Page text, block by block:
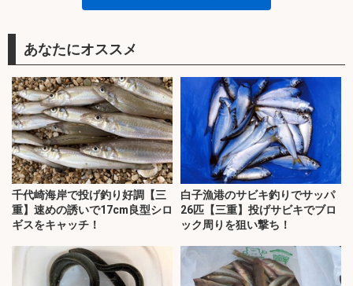
あなたにオススメ
千代崎海岸で投げ釣り好調【三
重】速めの誘いで17cm良型シロ
ギスをキャッチ！
白子漁港のサビキ釣りでサッパ
26匹【三重】投げサビキでブロ
ック周りを狙い撃ち！